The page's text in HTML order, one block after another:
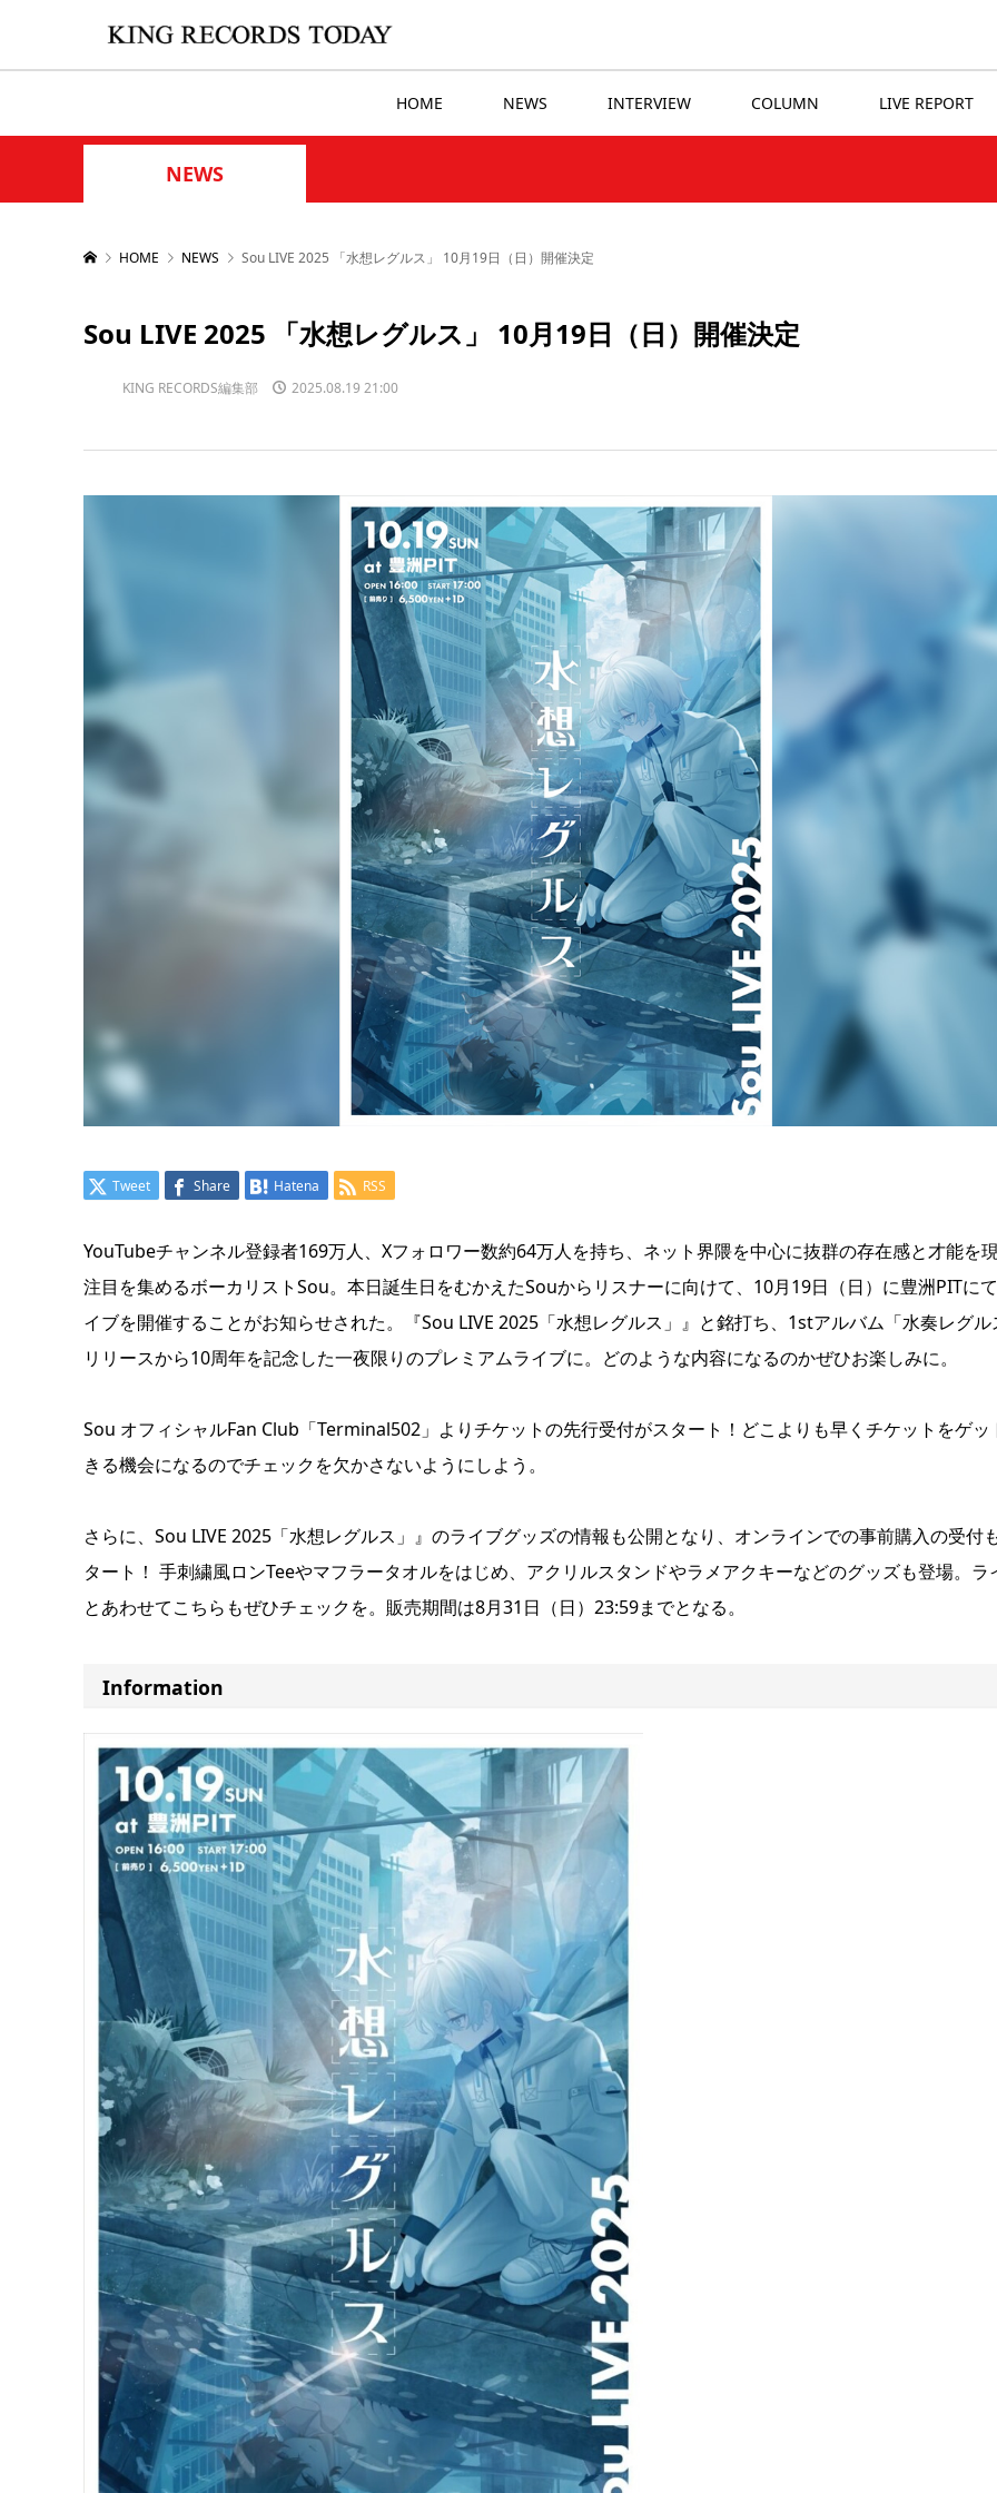
HOME NEWS INTERVIEW COLUMN LIVE REPORT
NEWS
HOME NEWS Sou LIVE 2025 「水想レグルス」 10月19日（日）開催決定
Sou LIVE 2025 「水想レグルス」 10月19日（日）開催決定
KING RECORDS編集部 2025.08.19 21:00
Tweet Share Hatena RSS
YouTubeチャンネル登録者169万人、Xフォロワー数約64万人を持ち、ネット界隈を中心に抜群の存在感と才能を
注目を集めるボーカリストSou。本日誕生日をむかえたSouからリスナーに向けて、10月19日（日）に豊洲PITに
イブを開催することがお知らせされた。『Sou LIVE 2025「水想レグルス」』と銘打ち、1stアルバム「水奏レグル
リリースから10周年を記念した一夜限りのプレミアムライブに。どのような内容になるのかぜひお楽しみに。
Sou オフィシャルFan Club「Terminal502」よりチケットの先行受付がスタート！どこよりも早くチケットをゲッ
きる機会になるのでチェックを欠かさないようにしよう。
さらに、Sou LIVE 2025「水想レグルス」』のライブグッズの情報も公開となり、オンラインでの事前購入の受付
タート！ 手刺繍風ロンTeeやマフラータオルをはじめ、アクリルスタンドやラメアクキーなどのグッズも登場。ラ
とあわせてこちらもぜひチェックを。販売期間は8月31日（日）23:59までとなる。
Information